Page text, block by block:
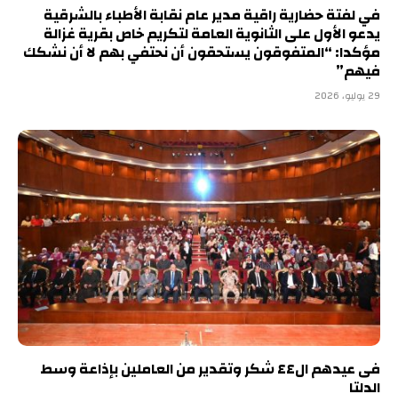
في لفتة حضارية راقية مدير عام نقابة الأطباء بالشرقية
يدعو الأول على الثانوية العامة لتكريم خاص بقرية غزالة
مؤكدا: “المتفوقون يستحقون أن نحتفي بهم لا أن نشكك
فيهم”
29 يوليو، 2026
فى عيدهم ال٤٤ شكر وتقدير من العاملين بإذاعة وسط
الدلتا